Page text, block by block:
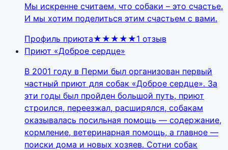
Мы искренне считаем, что собаки – это счастье.
И мы хотим поделиться этим счастьем с вами.
Профиль приюта★★★★★1 отзыв
Приют «Доброе сердце»
В 2001 году в Перми был организован первый
частный приют для собак «Доброе сердце». За
эти годы был пройден большой путь, приют
строился, переезжал, расширялся, собакам
оказывалась посильная помощь — содержание,
кормление, ветеринарная помощь, а главное —
поиски дома и новых хозяев. Сотни собак